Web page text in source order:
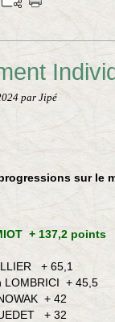
par Jipé
sur le
+ 137,2 points
+ 65,1
LOMBRICI + 45,5
+ 42
+ 32